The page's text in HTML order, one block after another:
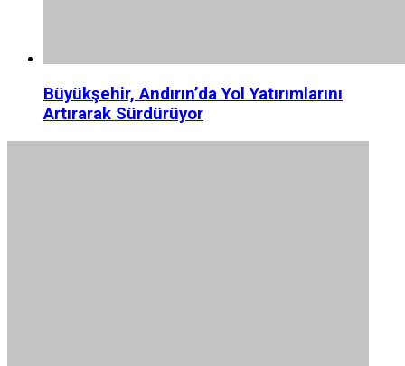
Büyükşehir, Andırın’da Yol Yatırımlarını
Artırarak Sürdürüyor